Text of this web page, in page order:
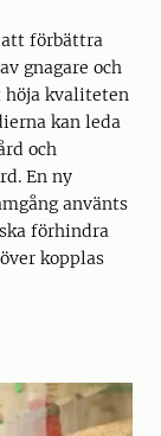
förbättra
gnagare och
höja kvaliteten
kan leda
och
En ny
använts
förhindra
kopplas